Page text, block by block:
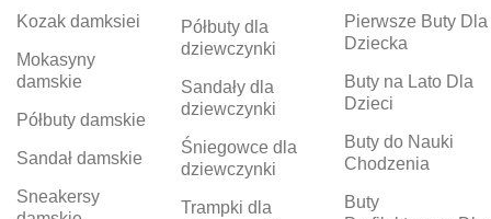
Kozak damksiei
Mokasyny
damskie
Półbuty damskie
Sandał damskie
Sneakersy
Półbuty dla
dziewczynki
Sandały dla
dziewczynki
Śniegowce dla
dziewczynki
Trampki dla
Pierwsze Buty Dla
Dziecka
Buty na Lato Dla
Dzieci
Buty do Nauki
Chodzenia
Buty